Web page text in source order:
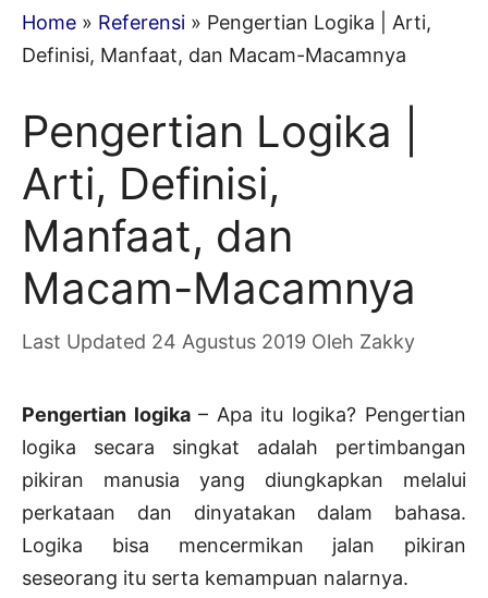
Home » Referensi » Pengertian Logika | Arti,
Definisi, Manfaat, dan Macam-Macamnya
Pengertian Logika |
Arti, Definisi,
Manfaat, dan
Macam-Macamnya
24 Agustus 2019 Oleh Zakky
Pengertian logika – Apa itu logika? Pengertian
logika secara singkat adalah pertimbangan
pikiran manusia yang diungkapkan melalui
perkataan dan dinyatakan dalam bahasa.
Logika bisa mencermikan jalan pikiran
seseorang itu serta kemampuan nalarnya.